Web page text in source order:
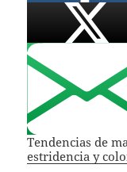
Tendencias de
estridencia y